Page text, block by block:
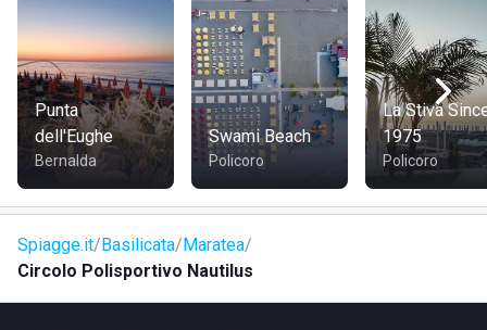
Punta
dell'Eughe
Bernalda
Swami Beach
Policoro
La Stiva
1975
Policoro
Spiagge.it Basilicata Maratea
Circolo Polisportivo Nautilus